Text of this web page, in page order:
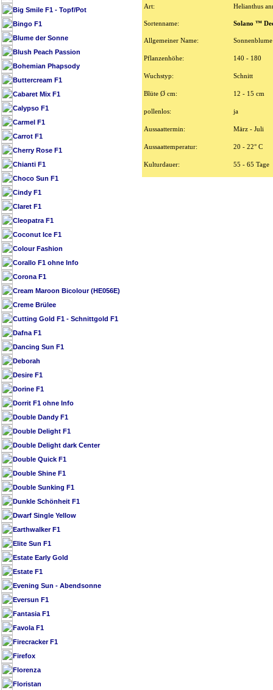
Big Smile F1 - Topf/Pot
Bingo F1
Blume der Sonne
Blush Peach Passion
Bohemian Phapsody
Buttercream F1
Cabaret Mix F1
Calypso F1
Carmel F1
Carrot F1
Cherry Rose F1
Chianti F1
Choco Sun F1
Cindy F1
Claret F1
Cleopatra F1
Coconut Ice F1
Colour Fashion
Corallo F1 ohne Info
Corona F1
Cream Maroon Bicolour (HE056E)
Creme Brülee
Cutting Gold F1 - Schnittgold F1
Dafna F1
Dancing Sun F1
Deborah
Desire F1
Dorine F1
Dorrit F1 ohne Info
Double Dandy F1
Double Delight F1
Double Delight dark Center
Double Quick F1
Double Shine F1
Double Sunking F1
Dunkle Schönheit F1
Dwarf Single Yellow
Earthwalker F1
Elite Sun F1
Estate Early Gold
Estate F1
Evening Sun - Abendsonne
Eversun F1
Fantasia F1
Favola F1
Firecracker F1
Firefox
Florenza
Floristan
Art: Helianthus
Sortenname: Solano ™
Allgemeiner Name: Sonnenblume
Pflanzenhöhe: 140 - 180
Wuchstyp: Schnitt
Blüte Ø cm: 12 - 15 cm
pollenlos: ja
Aussaattermin: März - Juli
Aussaattemperatur: 20 - 22° C
Kulturdauer: 55 - 65 Tage